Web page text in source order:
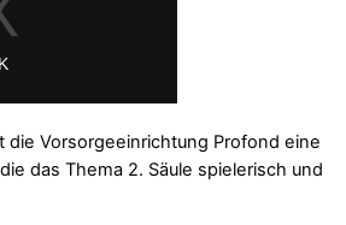
die Vorsorgeeinrichtung Profond eine
das Thema 2. Säule spielerisch und